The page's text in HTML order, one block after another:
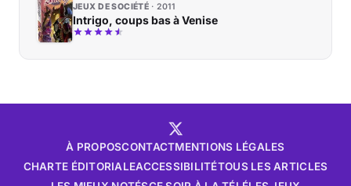
JEUX DE SOCIÉTÉ 2011
Intrigo, coups bas à Venise
À PROPOSCONTACTMENTIONS LÉGALES
CHARTE ÉDITORIALEACCESSIBILITÉTOUS LES ARTICLES